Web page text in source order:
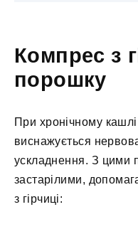
Компрес з
порошку
При хронічному
виснажується
ускладнення. З цими
застарілими,
з гірчиці: